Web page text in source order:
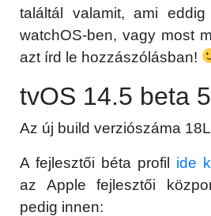
találtál valamit, ami
watchOS-ben, vagy most
azt írd le hozzászólásban!
tvOS 14.5 beta 5
Az új build verziószáma
A fejlesztői béta profil ide
az Apple fejlesztői
pedig innen: